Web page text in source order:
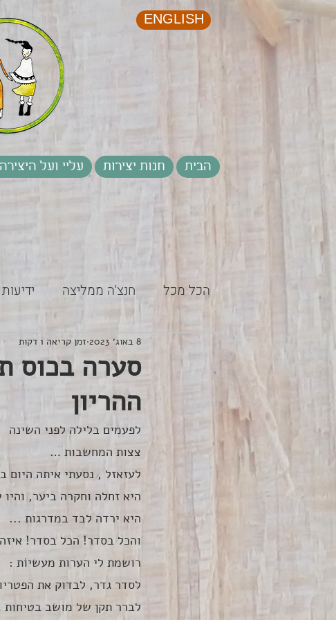
ENGLISH
הבית חנות יצירות עליי ועל
הכל מכל חנצ'ה ממליצה
סערה בכוס
ההריון
8 באוג׳ 2023 זמן קריאה 1 דקות
לפעמים בלילה לפני השינה
צצות המחשבות …
לעזאזל , נסעתי איתה היום
היא זחלה וחקרה ביער,
היא ירדה לבד במדרגות ...
והכל בסדר! הכל בסדר!
רושמת לי הערות מעשיוֹת :
לסדר גדר, לבדוק את
לברר תקן של מושב